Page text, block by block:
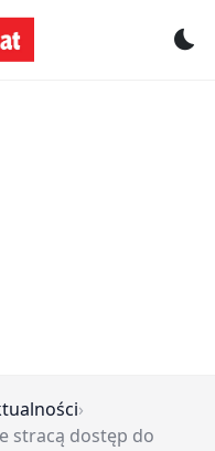
›
stracą dostęp do